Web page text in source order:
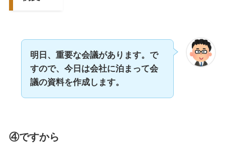
明日、重要な会議があります。で
すので、今日は会社に泊まって会
議の資料を作成します。
④ですから